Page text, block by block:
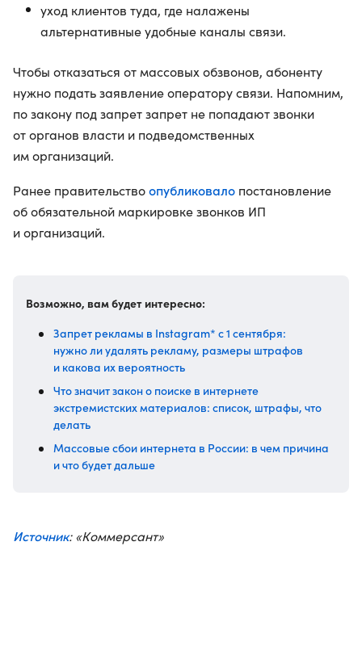
уход клиентов туда, где налажены
альтернативные удобные каналы связи.
Чтобы отказаться от массовых обзвонов, абоненту
нужно подать заявление оператору связи. Напомним,
по закону под запрет запрет не попадают звонки
от органов власти и подведомственных
им организаций.
Ранее правительствоопубликовало постановление
об обязательной маркировке звонков ИП
и организаций.
Возможно, вам будет интересно:
Запрет рекламы в Instagram* с 1 сентября:
нужно ли удалять рекламу, размеры штрафов
и какова их вероятность
Что значит закон о поиске в интернете
экстремистских материалов: список, штрафы, что
делать
Массовые сбои интернета в России: в чем причина
и что будет дальше
Источник: «Коммерсант»